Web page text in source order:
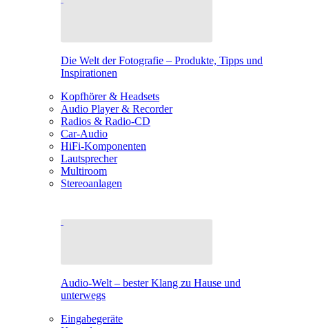
Die Welt der Fotografie – Produkte, Tipps und
Inspirationen
Kopfhörer & Headsets
Audio Player & Recorder
Radios & Radio-CD
Car-Audio
HiFi-Komponenten
Lautsprecher
Multiroom
Stereoanlagen
Audio-Welt – bester Klang zu Hause und
unterwegs
Eingabegeräte